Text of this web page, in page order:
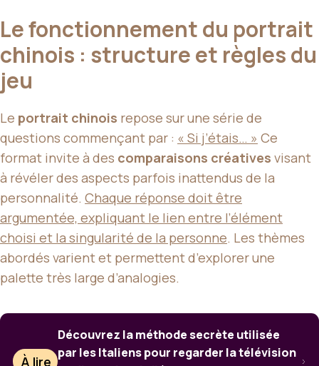
Le fonctionnement du portrait
chinois : structure et règles du
jeu
Le portrait chinois repose sur une série de
questions commençant par : « Si j’étais… » Ce
format invite à des comparaisons créatives visant
à révéler des aspects parfois inattendus de la
personnalité. Chaque réponse doit être
argumentée, expliquant le lien entre l’élément
choisi et la singularité de la personne. Les thèmes
abordés varient et permettent d’explorer une
palette très large d’analogies.
À lire
Découvrez la méthode secrète utilisée
par les Italiens pour regarder la télévision